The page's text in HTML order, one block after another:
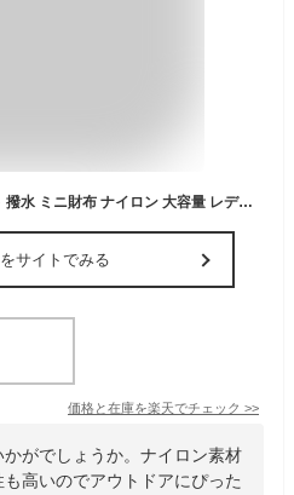
三つ折り財布 メンズ コンパクト 撥水 ミニ財布 ナイロン 大容量 レディース コンパクトウォレット ミニウォレット 薄い スリム 軽量 軽い ボックス 小銭入れ 仕切り たくさん入る ブランド 無地 シンプル 大人 子供 こども 中学生 男子 女子 おしゃれ かっこいい かわいい
サイトでみる
価格と在庫を楽天でチェック >>
がでしょうか。ナイロン素材
高いのでアウトドアにぴった